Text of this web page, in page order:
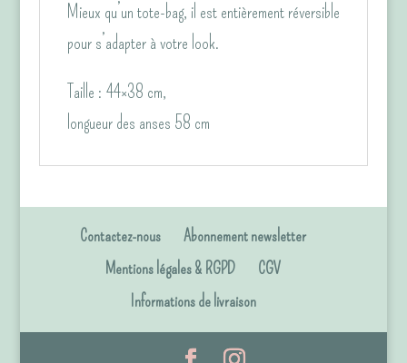
Mieux qu’un tote-bag, il est entièrement réversible
pour s’adapter à votre look.
Taille : 44×38 cm,
longueur des anses 58 cm
Contactez-nous
Abonnement newsletter
Mentions légales & RGPD
CGV
Informations de livraison